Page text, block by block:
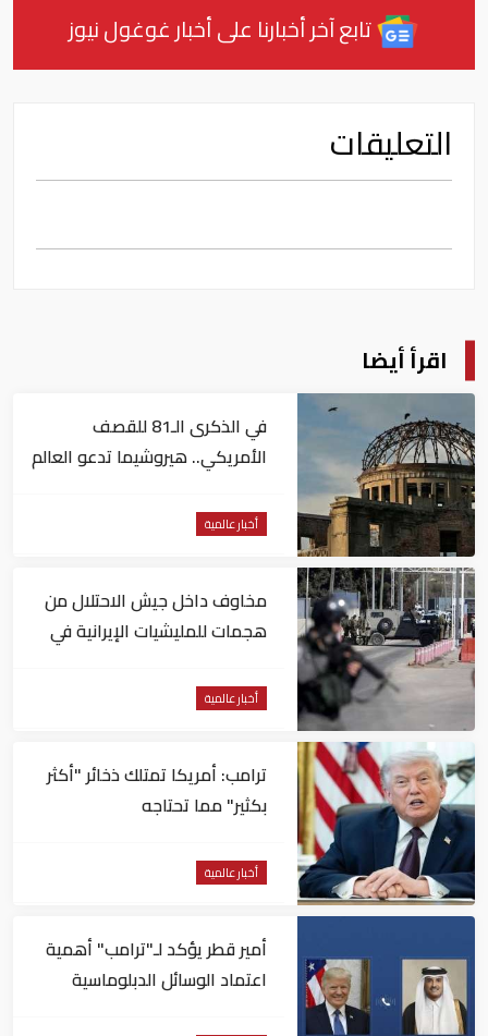
تابع آخر أخبارنا على أخبار غوغول نيوز
التعليقات
اقرأ أيضا
في الذكرى الـ81 للقصف
الأمريكي.. هيروشيما تدعو العالم
أخبار عالمية
مخاوف داخل جيش الاحتلال من
هجمات للمليشيات الإيرانية في
أخبار عالمية
ترامب: أمريكا تمتلك ذخائر "أكثر
بكثير" مما تحتاجه
أخبار عالمية
أمير قطر يؤكد لـ"ترامب" أهمية
اعتماد الوسائل الدبلوماسية